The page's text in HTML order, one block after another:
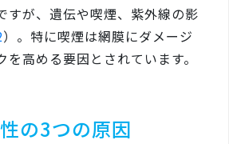
すが、遺伝や喫煙、紫外線の影
）。特に喫煙は網膜にダメージ
高める要因とされています。
の3つの原因